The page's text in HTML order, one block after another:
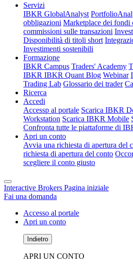
Servizi
IBKR GlobalAnalyst
obbligazioni Marketplace dei fondi
commissioni sulle transazioni
Disponibilità di titoli short
Investimenti sostenibili
Formazione
IBKR Campus Traders' Academy
IBKR IBKR Quant Blog Webinar
Trading Lab Glossario dei trader
Ricerca
Accedi
Accessp al portale Scarica IBKR
Workstation Scarica IBKR Mobile
Confronta tutte le piattaforme di
Apri un conto
Avvia una richiesta di apertura del
richiesta di apertura del conto
scegliere il conto giusto
Interactive Brokers Pagina iniziale
Fai una domanda
Accesso al portale
Apri un conto
Indietro
APRI UN CONTO